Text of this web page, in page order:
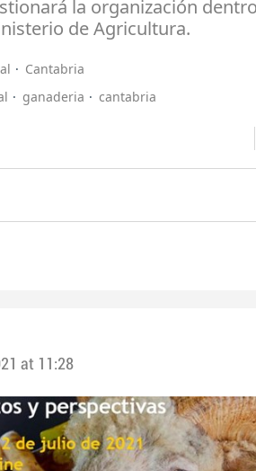
la organización
de Agricultura.
Cantabria
ganaderia cantabria
at 11:28